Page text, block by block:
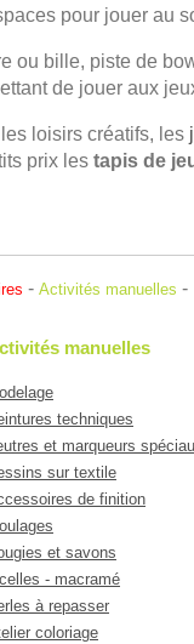
pour jouer au
ou bille, piste de
de jouer aux
loisirs créatifs, les
prix les tapis de
- Activités manuelles -
manuelles
techniques
et marqueurs
sur textile
de finition
et savons
- macramé
à repasser
coloriage